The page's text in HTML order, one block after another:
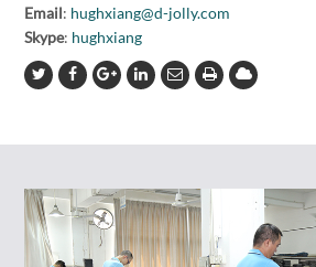
Email: hughxiang@d-jolly.com
Skype: hughxiang